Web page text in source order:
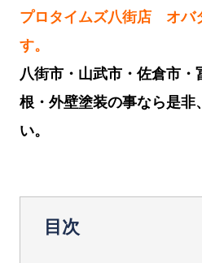
プロタイムズ八街店 オバ
す。
八街市・山武市・佐倉市・
根・外壁塗装の事なら是非
い。
目次